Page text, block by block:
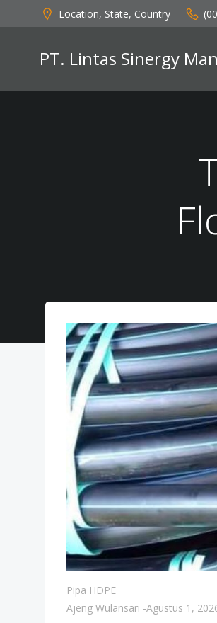
to
Location, State, Country
PT. Lintas Sinergy
Pipa HDPE
Ajeng Wulansari -Agustus 1,